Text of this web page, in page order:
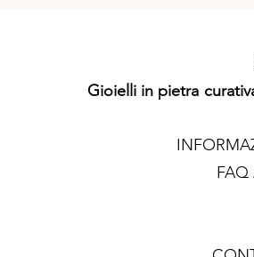
Gioielli in pietra
FAQ